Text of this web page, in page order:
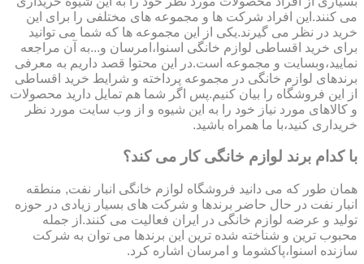
می کنند.این افراد شرکت ها و مجموعه های مختلفی را برای این
خرید در نظر می گیرند.یکی از این مجموعه ها که شما می توانید
برای خرید اقساطی لوازم خانگی اسنوا،امرسان و...به آن مراجعه
نمایید،وبسایت و مجموعه است.در این محتوا قصد داریم به معرفی
برندهای لوازم خانگی در مجموعه پرداخته و شرایط خرید اقساطی
از این فروشگاه را بیان کنیم.پس اگر شما هم تمایل دارید محصولات
و کالاهای مورد نیاز خود را به این شیوه و از وب سایت مورد نظر
خریداری کنید،با ما همراه باشید.
با کدام برند لوازم خانگی کار می کند؟
همان طور که می دانید فروشگاه لوازم خانگی انبار نفت, منطقه
انبار نفت در حال حاضر برندها و شرکت های بسیار زیادی در حوزه
تولید و عرضه لوازم خانگی در ایران فعالیت می کنند.از جمله
محبوب ترین و شناخته شده ترین این برندها می توان به شرکت
سازنده اسنوا،پاکشوما و امرسان اشاره کرد.